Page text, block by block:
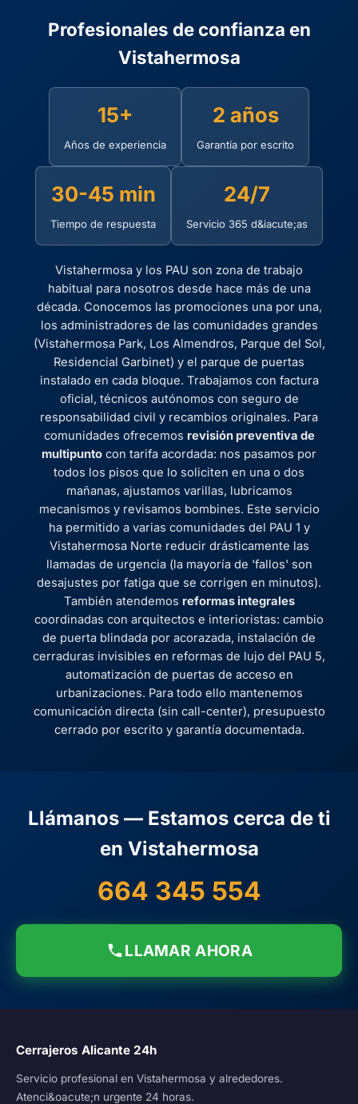
Profesionales de confianza en
Vistahermosa
15+
Años de experiencia
2 años
Garantía por escrito
30-45 min
Tiempo de respuesta
24/7
Servicio 365 d&iacute;as
Vistahermosa y los PAU son zona de trabajo
habitual para nosotros desde hace más de una
década. Conocemos las promociones una por una,
los administradores de las comunidades grandes
(Vistahermosa Park, Los Almendros, Parque del Sol,
Residencial Garbinet) y el parque de puertas
instalado en cada bloque. Trabajamos con factura
oficial, técnicos autónomos con seguro de
responsabilidad civil y recambios originales. Para
comunidades ofrecemos revisión preventiva de
multipunto con tarifa acordada: nos pasamos por
todos los pisos que lo soliciten en una o dos
mañanas, ajustamos varillas, lubricamos
mecanismos y revisamos bombines. Este servicio
ha permitido a varias comunidades del PAU 1 y
Vistahermosa Norte reducir drásticamente las
llamadas de urgencia (la mayoría de 'fallos' son
desajustes por fatiga que se corrigen en minutos).
También atendemos reformas integrales
coordinadas con arquitectos e interioristas: cambio
de puerta blindada por acorazada, instalación de
cerraduras invisibles en reformas de lujo del PAU 5,
automatización de puertas de acceso en
urbanizaciones. Para todo ello mantenemos
comunicación directa (sin call-center), presupuesto
cerrado por escrito y garantía documentada.
Llámanos — Estamos cerca de ti
en Vistahermosa
664 345 554
LLAMAR AHORA
Cerrajeros Alicante 24h
Servicio profesional en Vistahermosa y alrededores.
Atenci&oacute;n urgente 24 horas.